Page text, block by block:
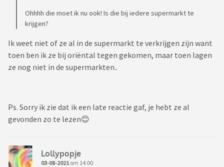
Ohhhh die moet ik nu ook! Is die bij iedere supermarkt te
krijgen?
Ik weet niet of ze al in de supermarkt te verkrijgen zijn want
toen ben ik ze bij oriëntal tegen gekomen, maar toen lagen
ze nog niet in de supermarkten..
Ps. Sorry ik zie dat ik een late reactie gaf, je hebt ze al
gevonden zo te lezen😊
Lollypopje
03-08-2021 om 14:00